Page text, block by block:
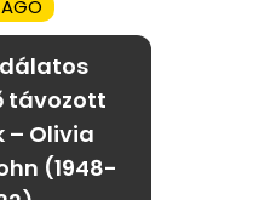
távozott
– Olivia
(1948-